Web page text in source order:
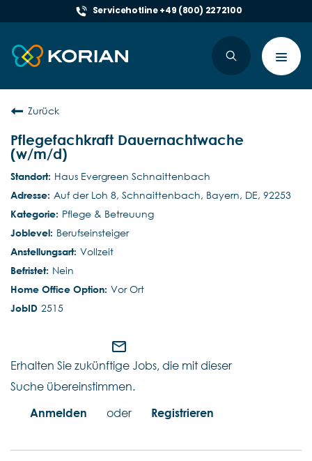
Servicehotline +49 (800) 2272100
Zurück
Pflegefachkraft Dauernachtwache
(w/m/d)
Haus Evergreen Schnaittenbach
Auf der Loh 8, Schnaittenbach, Bayern, DE, 92253
Pflege & Betreuung
Berufseinsteiger
Vollzeit
Nein
Vor Ort
2515
mail_outline
Erhalten Sie zukünftige Jobs, die mit dieser
Suche übereinstimmen.
Anmelden
oder Registrieren